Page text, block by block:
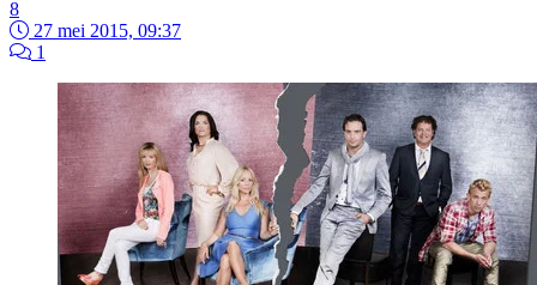
8
27 mei 2015, 09:37
1